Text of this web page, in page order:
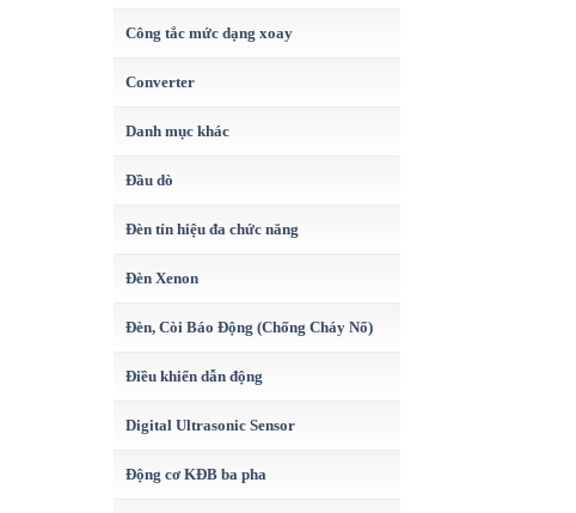
Công tắc mức dạng xoay
Converter
Danh mục khác
Đầu dò
Đèn tín hiệu đa chức năng
Đèn Xenon
Đèn, Còi Báo Động (Chống Cháy Nổ)
Điều khiển dẫn động
Digital Ultrasonic Sensor
Động cơ KĐB ba pha